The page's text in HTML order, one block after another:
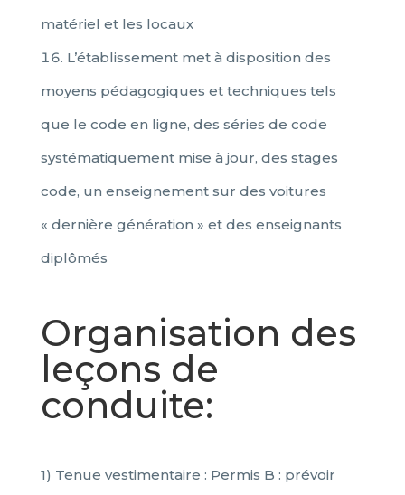
matériel et les locaux
L’établissement met à disposition des
moyens pédagogiques et techniques tels
que le code en ligne, des séries de code
systématiquement mise à jour, des stages
code, un enseignement sur des voitures
« dernière génération » et des enseignants
diplômés
Organisation des
leçons de
conduite:
1) Tenue vestimentaire : Permis B : prévoir